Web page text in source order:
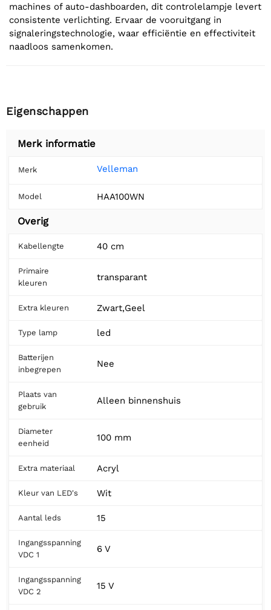
machines of auto-dashboarden, dit controlelampje levert
consistente verlichting. Ervaar de vooruitgang in
signaleringstechnologie, waar efficiëntie en effectiviteit
naadloos samenkomen.
Eigenschappen
Merk informatie
Merk Velleman
Model HAA100WN
Overig
Kabellengte 40 cm
Primaire
kleuren
transparant
Extra kleuren Zwart,Geel
Type lamp led
Batterijen
inbegrepen
Nee
Plaats van
gebruik
Alleen binnenshuis
Diameter
eenheid
100 mm
Extra materiaal Acryl
Kleur van LED's Wit
Aantal leds 15
Ingangsspanning
VDC 1
6 V
Ingangsspanning
VDC 2
15 V